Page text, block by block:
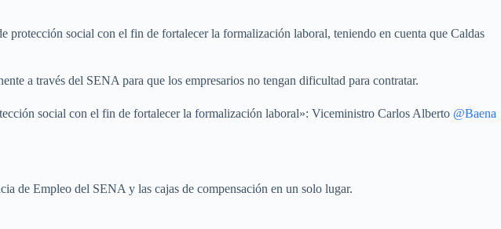
social con el fin de fortalecer la formalización laboral, teniendo en cuenta que Caldas
a través del SENA para que los empresarios no tengan dificultad para contratar.
social con el fin de fortalecer la formalización laboral»: Viceministro Carlos Alberto @Baena
de Empleo del SENA y las cajas de compensación en un solo lugar.